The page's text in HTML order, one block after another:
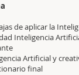
de aplicar la
Inteligencia
Artificial y
final